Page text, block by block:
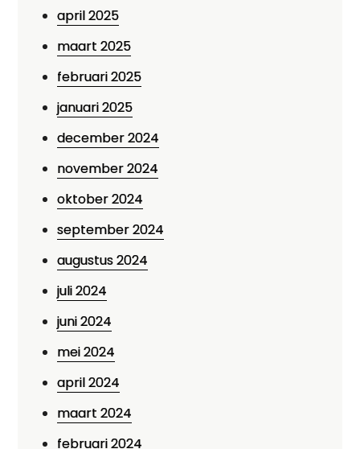
april 2025
maart 2025
februari 2025
januari 2025
december 2024
november 2024
oktober 2024
september 2024
augustus 2024
juli 2024
juni 2024
mei 2024
april 2024
maart 2024
februari 2024